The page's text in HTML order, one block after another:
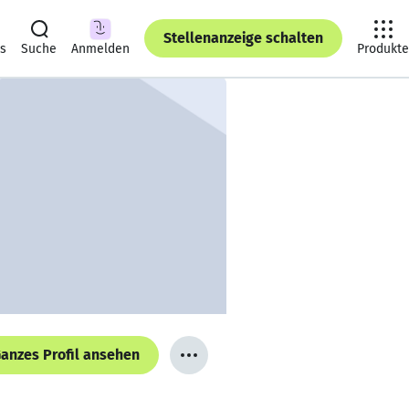
Suche Anmelden
Stellenanzeige schalten
Produkte
Profil ansehen